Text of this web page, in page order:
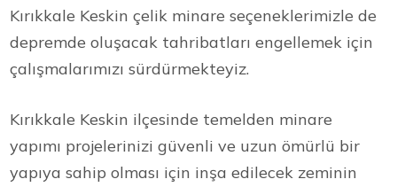
Kırıkkale Keskin çelik minare seçeneklerimizle de
depremde oluşacak tahribatları engellemek için
çalışmalarımızı sürdürmekteyiz.
Kırıkkale Keskin ilçesinde temelden minare
yapımı projelerinizi güvenli ve uzun ömürlü bir
yapıya sahip olması için inşa edilecek zeminin